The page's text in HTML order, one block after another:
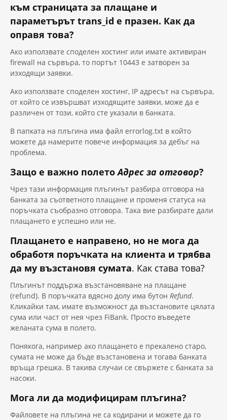
към страницата за плащане и
параметърът trans_id е празен. Как да
оправя това?
Ако използвате споделен хостинг или имате активиран
firewall на сървъра, то портът 10443 е затворен за
изходящи заявки.
Ако използвате споделен хостинг, IP адресът на сървъра,
от който се извършват изходящите заявки, може да е
различен от този, който сте указали в банката.
В папката на плъгина има файл errorlog.txt в който
можете да намерите повече информация за дебъг на
проблема.
Защо е важно полетоАдрес за отгoвор?
Чрез тази информация плъгинът разбира отговора на
банката за съответното плащане и променя статуса на
поръчката съобразно отговора. Така вие разбирате дали
плащането е успешно или не.
Плащането е направено, но не мога да
обработя поръчката на клиента и трябва
да му възстановя сумата. Как става това?
Плъгинът поддържа възстановяване на плащане
(refund). В поръчката вдясно долу има бутон Refund.
Кликайки там, имате възможност да възстановите цялата
сума или част от нея чрез FiBank. Просто въведете
желаната сума в полето.
Понякога, например ако плащането е прекалено старо,
сумата не може да бъде възстановена и тогава банката
връща грешка. В такива случаи се свържете с банката за
насоки.
Мога ли да модифицирам плъгина?
Файловете на плъгина не са кодирани и можете да го